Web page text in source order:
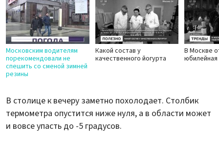
Московским водителям
порекомендовали не
спешить со сменой зимней
резины
Какой состав у
качественного йогурта
В Москве
В столице к вечеру заметно похолодает. Столбик
термометра опустится ниже нуля, а в области может
и вовсе упасть до -5 градусов.